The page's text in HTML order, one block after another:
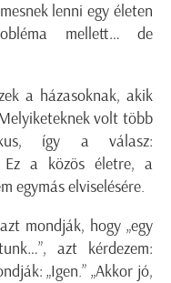
lenni egy életen
mellett… de
a házasoknak, akik
volt több
így a válasz:
Ez a közös életre, a
egymás elviselésére.
mondják, hogy „egy
azt kérdezem:
„Igen.” „Akkor jó,